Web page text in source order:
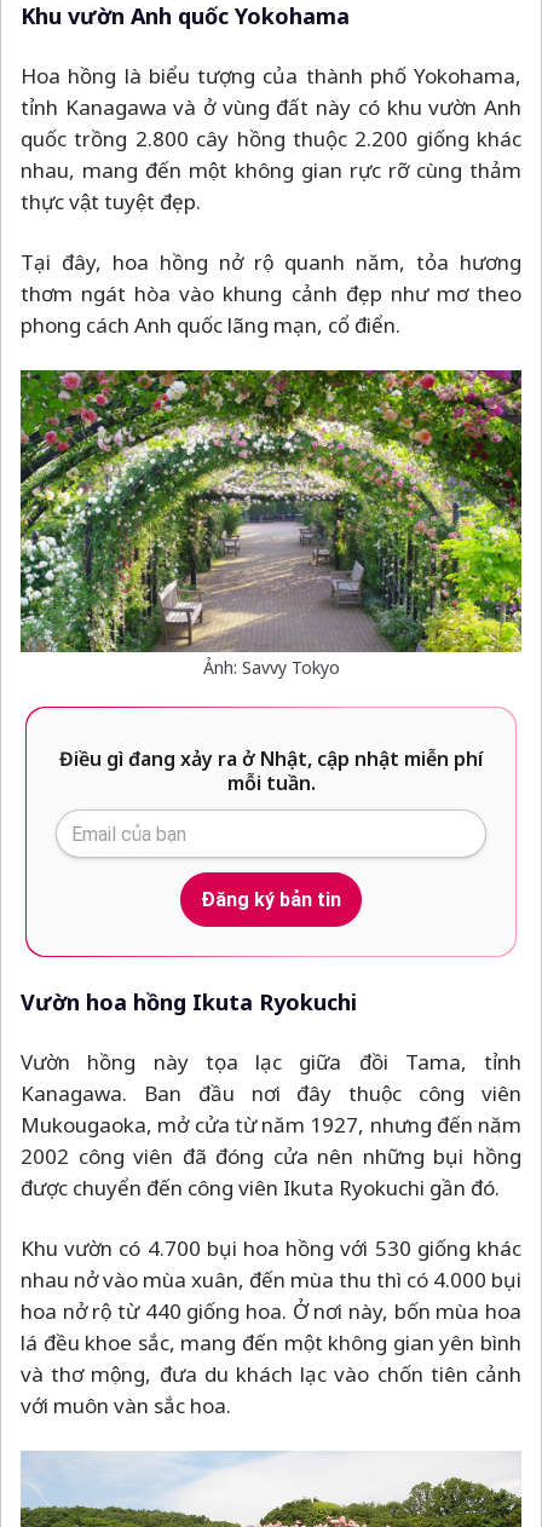
Khu vườn Anh quốc Yokohama
Hoa hồng là biểu tượng của thành phố Yokohama,
tỉnh Kanagawa và ở vùng đất này có khu vườn Anh
quốc trồng 2.800 cây hồng thuộc 2.200 giống khác
nhau, mang đến một không gian rực rỡ cùng thảm
thực vật tuyệt đẹp.
Tại đây, hoa hồng nở rộ quanh năm, tỏa hương
thơm ngát hòa vào khung cảnh đẹp như mơ theo
phong cách Anh quốc lãng mạn, cổ điển.
Ảnh: Savvy Tokyo
Điều gì đang xảy ra ở Nhật, cập nhật miễn phí
mỗi tuần.
Đăng ký bản tin
Vườn hoa hồng Ikuta Ryokuchi
Vườn hồng này tọa lạc giữa đồi Tama, tỉnh
Kanagawa. Ban đầu nơi đây thuộc công viên
Mukougaoka, mở cửa từ năm 1927, nhưng đến năm
2002 công viên đã đóng cửa nên những bụi hồng
được chuyển đến công viên Ikuta Ryokuchi gần đó.
Khu vườn có 4.700 bụi hoa hồng với 530 giống khác
nhau nở vào mùa xuân, đến mùa thu thì có 4.000 bụi
hoa nở rộ từ 440 giống hoa. Ở nơi này, bốn mùa hoa
lá đều khoe sắc, mang đến một không gian yên bình
và thơ mộng, đưa du khách lạc vào chốn tiên cảnh
với muôn vàn sắc hoa.